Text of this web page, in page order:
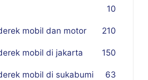
10
mobil dan motor 210
mobil di jakarta 150
mobil di sukabumi 63